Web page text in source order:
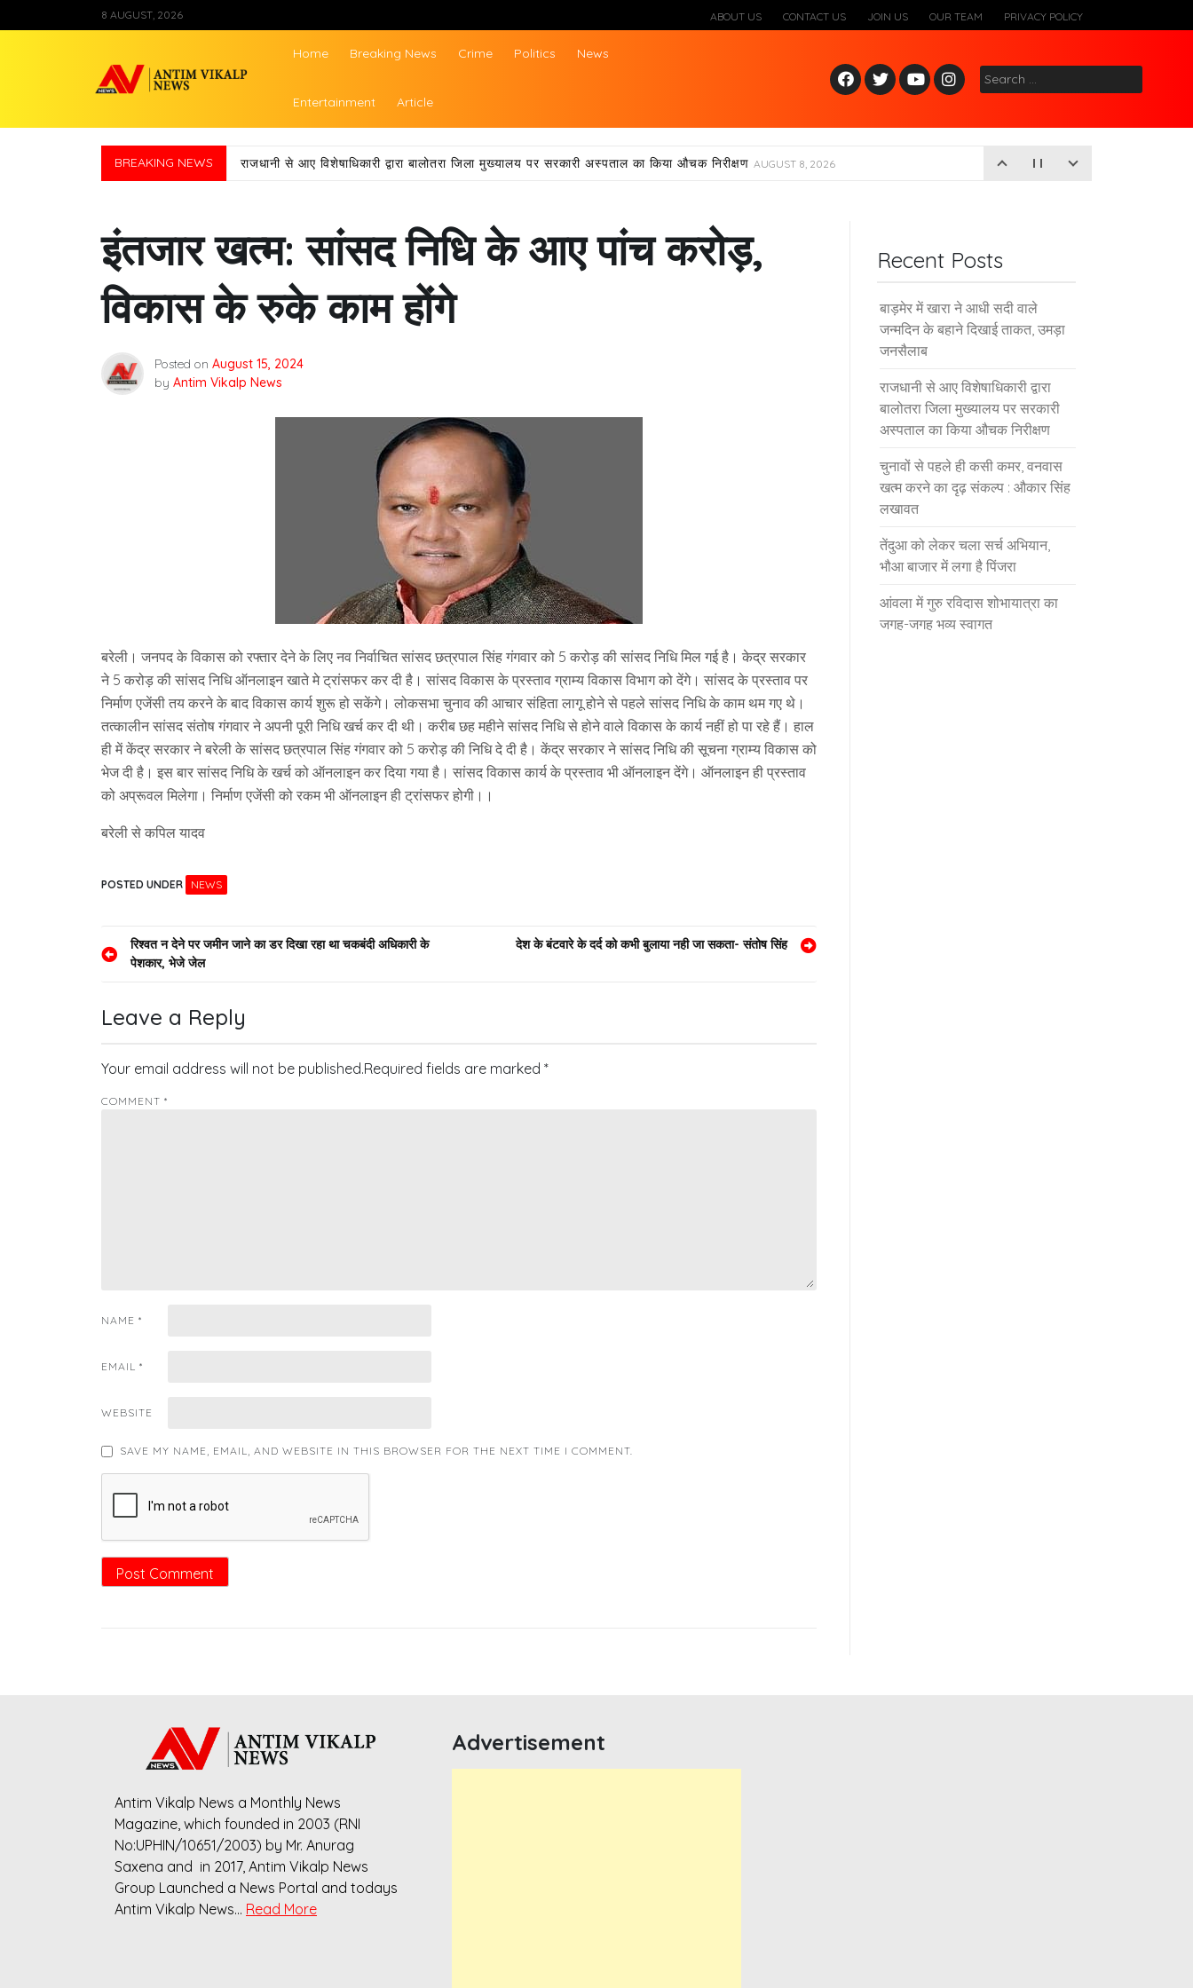
to
8 AUGUST, 2026 ABOUT US CONTACT US JOIN US OUR TEAM PRIVACY POLICY
Antim Vikalp News
Home Breaking News Crime Politics News
Entertainment Article
Fac
ebo
Twitt
er
Yout
ube
Inst
agr
Search
for:
BREAKING NEWS राजधानी से आए विशेषाधिकारी द्वारा बालोतरा जिला मुख्यालय पर सरकारी अस्पताल का किया औचक निरीक्षण AUGUST 8, 2026
इंतजार खत्म: सांसद निधि के आए पांच करोड़,
विकास के रुके काम होंगे
Posted on August 15, 2024
by Antim Vikalp News
बरेली। जनपद के विकास को रफ्तार देने के लिए नव निर्वाचित सांसद छत्रपाल सिंह गंगवार को 5 करोड़ की सांसद निधि मिल गई है। केद्र सरकार
ने 5 करोड़ की सांसद निधि ऑनलाइन खाते मे ट्रांसफर कर दी है। सांसद विकास के प्रस्ताव ग्राम्य विकास विभाग को देंगे। सांसद के प्रस्ताव पर
निर्माण एजेंसी तय करने के बाद विकास कार्य शुरू हो सकेंगे। लोकसभा चुनाव की आचार संहिता लागू होने से पहले सांसद निधि के काम थम गए थे।
तत्कालीन सांसद संतोष गंगवार ने अपनी पूरी निधि खर्च कर दी थी। करीब छह महीने सांसद निधि से होने वाले विकास के कार्य नहीं हो पा रहे हैं। हाल
ही में केंद्र सरकार ने बरेली के सांसद छत्रपाल सिंह गंगवार को 5 करोड़ की निधि दे दी है। केंद्र सरकार ने सांसद निधि की सूचना ग्राम्य विकास को
भेज दी है। इस बार सांसद निधि के खर्च को ऑनलाइन कर दिया गया है। सांसद विकास कार्य के प्रस्ताव भी ऑनलाइन देंगे। ऑनलाइन ही प्रस्ताव
को अप्रूवल मिलेगा। निर्माण एजेंसी को रकम भी ऑनलाइन ही ट्रांसफर होगी।।
बरेली से कपिल यादव
POSTED UNDER NEWS
Postरिश्वत न देने पर जमीन जाने का डर दिखा रहा था चकबंदी अधिकारी के
पेशकार, भेजे जेल
देश के बंटवारे के दर्द को कभी बुलाया नही जा सकता- संतोष सिंह
Leave a Reply
Your email address will not be published.Required fields are marked *
COMMENT *
NAME *
EMAIL *
WEBSITE
SAVE MY NAME, EMAIL, AND WEBSITE IN THIS BROWSER FOR THE NEXT TIME I COMMENT.
Recent Posts
बाड़मेर में खारा ने आधी सदी वाले
जन्मदिन के बहाने दिखाई ताकत, उमड़ा
जनसैलाब
राजधानी से आए विशेषाधिकारी द्वारा
बालोतरा जिला मुख्यालय पर सरकारी
अस्पताल का किया औचक निरीक्षण
चुनावों से पहले ही कसी कमर, वनवास
खत्म करने का दृढ़ संकल्प : औकार सिंह
लखावत
तेंदुआ को लेकर चला सर्च अभियान,
भौआ बाजार में लगा है पिंजरा
आंवला में गुरु रविदास शोभायात्रा का
जगह-जगह भव्य स्वागत
Antim Vikalp News a Monthly News
Magazine, which founded in 2003 (RNI
No:UPHIN/10651/2003) by Mr. Anurag
Saxena and in 2017, Antim Vikalp News
Group Launched a News Portal and todays
Antim Vikalp News… Read More
Advertisement